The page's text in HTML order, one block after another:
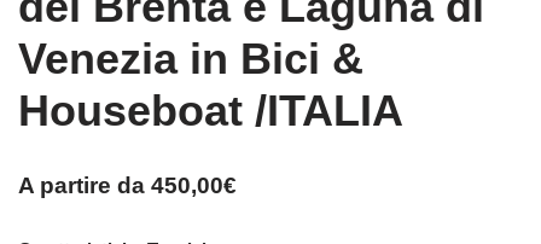
Venezia in Bici &
Houseboat /ITALIA
A partire da 450,00€